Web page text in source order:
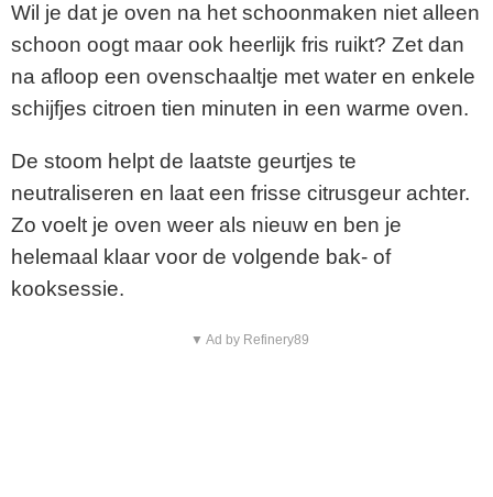
Wil je dat je oven na het schoonmaken niet alleen
schoon oogt maar ook heerlijk fris ruikt? Zet dan
na afloop een ovenschaaltje met water en enkele
schijfjes citroen tien minuten in een warme oven.
De stoom helpt de laatste geurtjes te
neutraliseren en laat een frisse citrusgeur achter.
Zo voelt je oven weer als nieuw en ben je
helemaal klaar voor de volgende bak- of
kooksessie.
▼ Ad by Refinery89